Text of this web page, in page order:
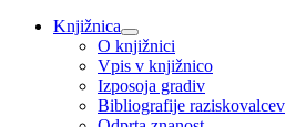
Knjižnica
O knjižnici
Vpis v knjižnico
Izposoja gradiv
Bibliografije raziskovalcev